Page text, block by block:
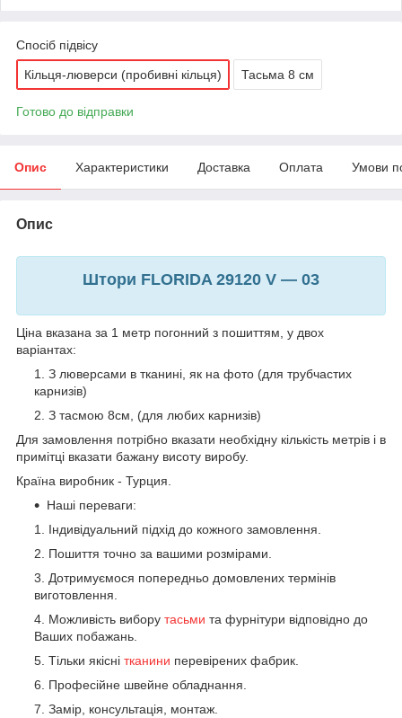
Спосіб підвісу
Кільця-люверси (пробивні кільця) Тасьма 8 см
Готово до відправки
Опис Характеристики Доставка Оплата Умови
Опис
Штори FLORIDA 29120 V — 03
Ціна вказана за 1 метр погонний з пошиттям, у двох
варіантах:
З люверсами в тканині, як на фото (для трубчастих
карнизів)
З тасмою 8см, (для любих карнизів)
Для замовлення потрібно вказати необхідну кількість метрів і в
примітці вказати бажану висоту виробу.
Країна виробник - Турция.
Наші переваги:
Індивідуальний підхід до кожного замовлення.
Пошиття точно за вашими розмірами.
Дотримуємося попередньо домовлених термінів
виготовлення.
Можливість вибору тасьми та фурнітури відповідно до
Ваших побажань.
Тільки якісні тканини перевірених фабрик.
Професійне швейне обладнання.
Замір, консультація, монтаж.